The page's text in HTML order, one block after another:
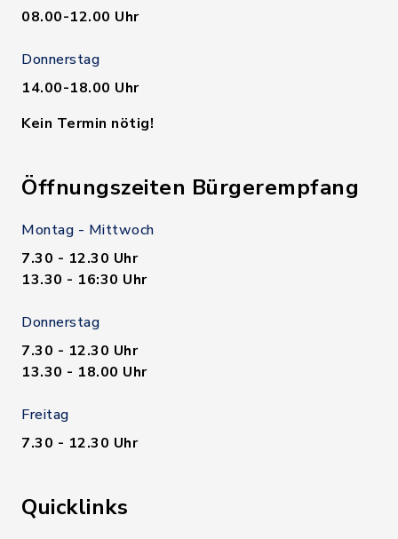
08.00-12.00 Uhr
Donnerstag
14.00-18.00 Uhr
Kein Termin nötig!
Öffnungszeiten Bürgerempfang
Montag - Mittwoch
7.30 - 12.30 Uhr
13.30 - 16:30 Uhr
Donnerstag
7.30 - 12.30 Uhr
13.30 - 18.00 Uhr
Freitag
7.30 - 12.30 Uhr
Quicklinks